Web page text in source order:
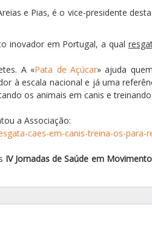
e Pias, é o vice-presidente
inovador em Portugal, a qual
A «Pata de Açúcar» ajuda
à escala nacional e já uma
os animais em canis e
a Associação:
caes-em-canis-treina-os-para-
IV Jornadas de Saúde em Movimento